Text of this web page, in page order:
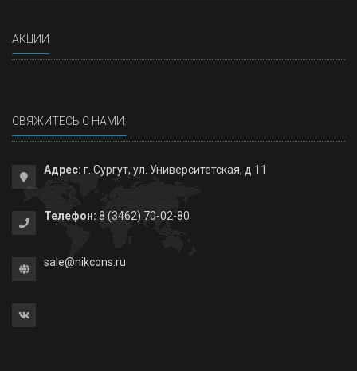
АКЦИИ
СВЯЖИТЕСЬ С НАМИ:
Адрес: г. Сургут, ул. Университетская, д 11
Телефон: 8 (3462) 70-02-80
sale@nikcons.ru